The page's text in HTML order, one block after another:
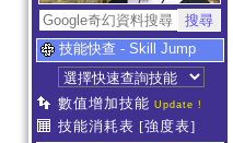
技能快查 - Skill Jump
數值增加技能 Update !
技能消耗表 [強度表]